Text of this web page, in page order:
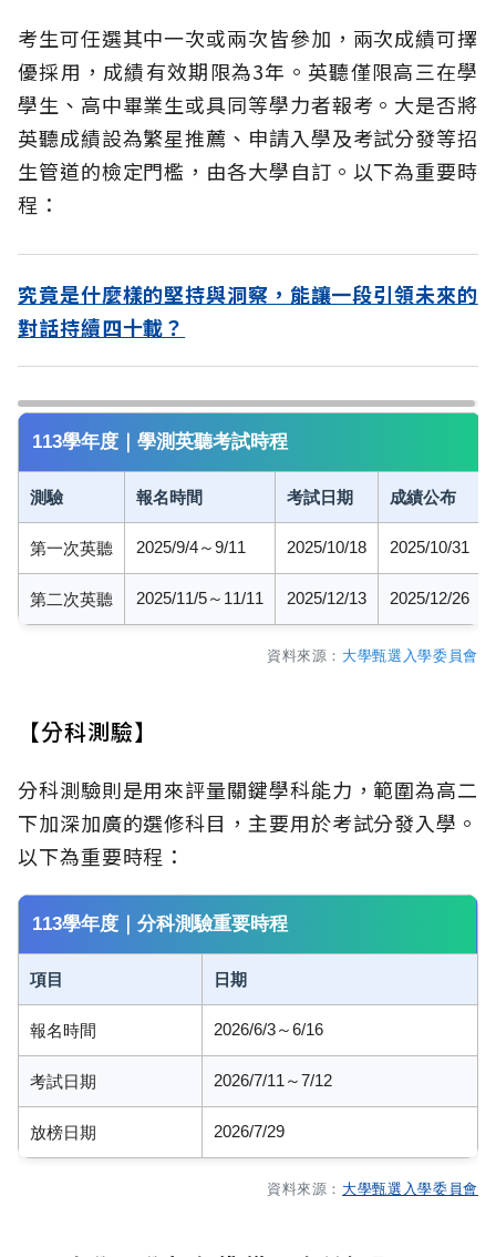
考生可任選其中一次或兩次皆參加，兩次成績可擇
優採用，成績有效期限為3年。英聽僅限高三在學
學生、高中畢業生或具同等學力者報考。大是否將
英聽成績設為繁星推薦、申請入學及考試分發等招
生管道的檢定門檻，由各大學自訂。以下為重要時
程：
究竟是什麼樣的堅持與洞察，能讓一段引領未來的
對話持續四十載？
113學年度｜學測英聽考試時程
測驗 報名時間 考試日期 成績公布
第一次英聽 2025/9/4～9/11 2025/10/18 2025/10/31
第二次英聽 2025/11/5～11/11 2025/12/13 2025/12/26
資料來源： 大學甄選入學委員會
【分科測驗】
分科測驗則是用來評量關鍵學科能力，範圍為高二
下加深加廣的選修科目，主要用於考試分發入學。
以下為重要時程：
113學年度｜分科測驗重要時程
項目 日期
報名時間 2026/6/3～6/16
考試日期 2026/7/11～7/12
放榜日期 2026/7/29
資料來源： 大學甄選入學委員會